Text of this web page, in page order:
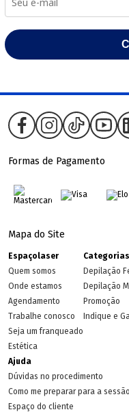
Formas de Pagamento
Mapa do Site
Espaçolaser
Quem somos
Onde estamos
Agendamento
Trabalhe conosco
Seja um franqueado
Estética
Categorias
Depilação
Depilação
Promoção
Indique e
Ajuda
Dúvidas no procedimento
Como me preparar para a sessão
Espaço do cliente